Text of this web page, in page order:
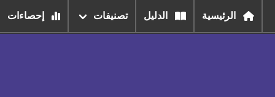
الرئيسية الدليل تصنيفات إحصاءات